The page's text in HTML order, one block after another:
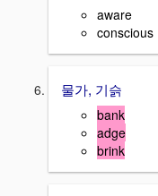
aware
conscious
물가, 기슭
bank
adge
brink